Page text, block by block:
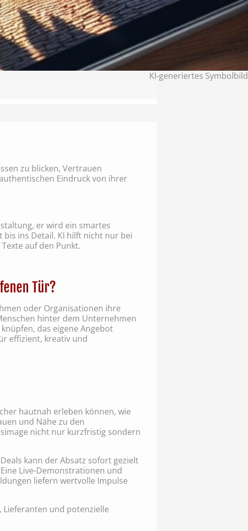
KI‑generiertes Symbolbild
zu blicken, Vertrauen
Eindruck von ihrer
er wird ein smartes
ins Detail. KI hilft nicht nur bei
auf den Punkt.
Tür?
oder Organisationen ihre
hinter dem Unternehmen
das eigene Angebot
effizient, kreativ und
hautnah erleben können, wie
und Nähe zu den
nicht nur kurzfristig sondern
kann der Absatz sofort gezielt
Live-Demonstrationen und
liefern wertvolle Impulse
und potenzielle